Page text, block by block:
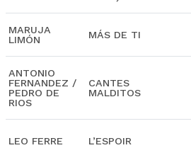
MARUJA
LIMÓN
MÁS DE TI
ANTONIO
FERNANDEZ /
PEDRO DE
RIOS
CANTES
MALDITOS
LEO FERRE L’ESPOIR